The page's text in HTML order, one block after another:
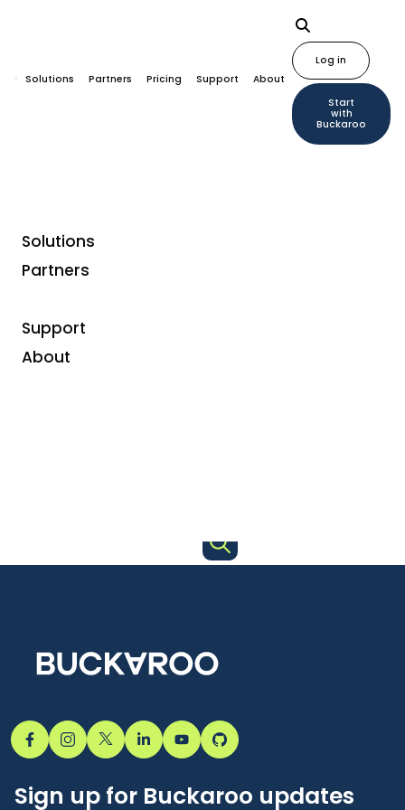
Solutions Partners Pricing Support About
Log in
Start
with
Buckaroo
Solutions
Partners
Support
About
What are you looking
Sign up for Buckaroo updates